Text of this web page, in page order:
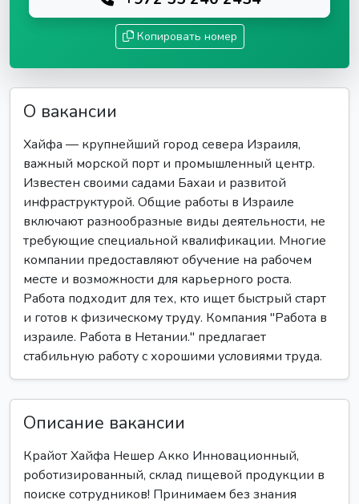
Копировать номер
О вакансии
Хайфа — крупнейший город севера Израиля,
важный морской порт и промышленный центр.
Известен своими садами Бахаи и развитой
инфраструктурой. Общие работы в Израиле
включают разнообразные виды деятельности, не
требующие специальной квалификации. Многие
компании предоставляют обучение на рабочем
месте и возможности для карьерного роста.
Работа подходит для тех, кто ищет быстрый старт
и готов к физическому труду. Компания "Работа в
израиле. Работа в Нетании." предлагает
стабильную работу с хорошими условиями труда.
Описание вакансии
Крайот Хайфа Нешер Акко Инновационный,
роботизированный, склад пищевой продукции в
поиске сотрудников! Принимаем без знания